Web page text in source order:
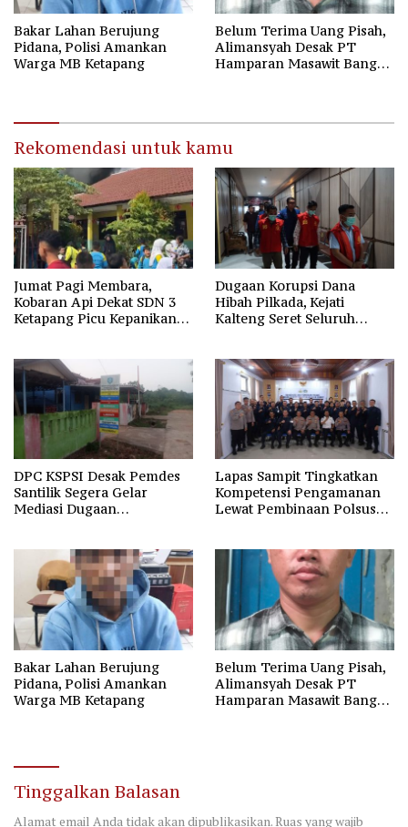
Bakar Lahan Berujung
Pidana, Polisi Amankan
Warga MB Ketapang
Belum Terima Uang Pisah,
Alimansyah Desak PT
Hamparan Masawit Bangun
Rekomendasi untuk kamu
Jumat Pagi Membara,
Kobaran Api Dekat SDN 3
Ketapang Picu Kepanikan
Dugaan Korupsi Dana
Hibah Pilkada, Kejati
Kalteng Seret Seluruh
DPC KSPSI Desak Pemdes
Santilik Segera Gelar
Mediasi Dugaan
Lapas Sampit Tingkatkan
Kompetensi Pengamanan
Lewat Pembinaan Polsus
Bakar Lahan Berujung
Pidana, Polisi Amankan
Warga MB Ketapang
Belum Terima Uang Pisah,
Alimansyah Desak PT
Hamparan Masawit Bangun
Tinggalkan Balasan
Alamat email Anda tidak akan dipublikasikan.Ruas yang wajib